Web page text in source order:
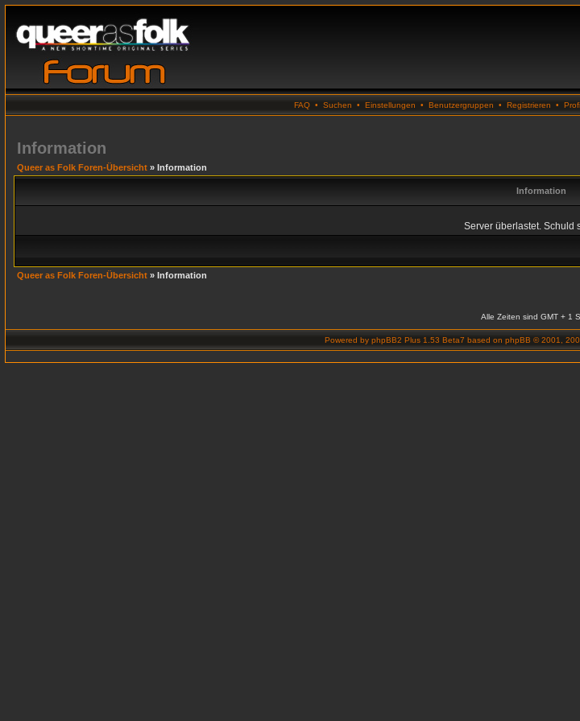
FAQ • Suchen • Einstellungen • Benutzergruppen • Registrieren •
Information
Queer as Folk Foren-Übersicht » Information
Information
Server überlastet. Schuld
Queer as Folk Foren-Übersicht » Information
Alle Zeiten sind GMT + 1
Powered by phpBB2 Plus 1.53 Beta7 based on phpBB © 2001,